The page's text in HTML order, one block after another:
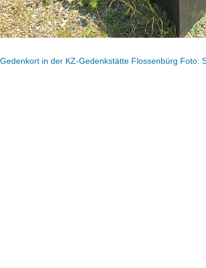
Gedenkort in der KZ-Gedenkstätte Flossenbürg Foto: